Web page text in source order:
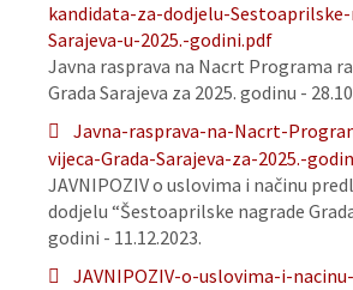
kandidata-za-dodjelu-
Sarajeva-u-2025.-godini.pdf
Javna rasprava na Nacrt Programa
Grada Sarajeva za 2025. godinu -
Javna-rasprava-na-Nacrt-
vijeca-Grada-Sarajeva-za-2025.-
JAVNIPOZIV o uslovima i načinu
dodjelu “Šestoaprilske nagrade
godini - 11.12.2023.
JAVNIPOZIV-o-uslovima-i-